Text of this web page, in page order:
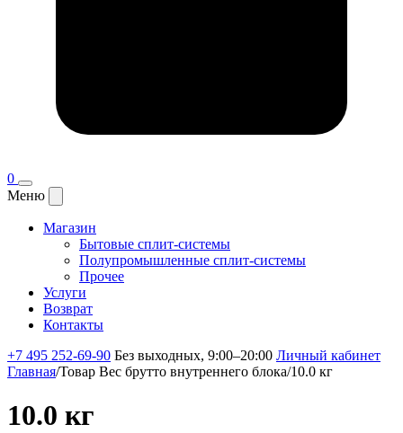
0
Меню
Магазин
Бытовые сплит-системы
Полупромышленные сплит-системы
Прочее
Услуги
Возврат
Контакты
+7 495 252-69-90 Без выходных, 9:00–20:00 Личный кабинет
Главная/Товар Вес брутто внутреннего блока/10.0 кг
10.0 кг